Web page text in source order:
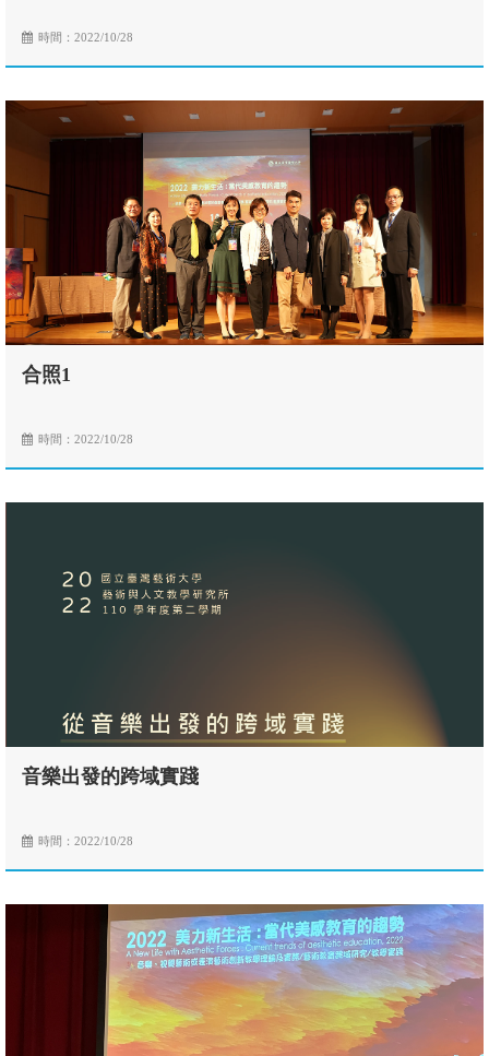
時間：2022/10/28
合照1
時間：2022/10/28
音樂出發的跨域實踐
時間：2022/10/28